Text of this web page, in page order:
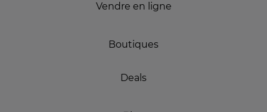
Vendre en ligne
Boutiques
Deals